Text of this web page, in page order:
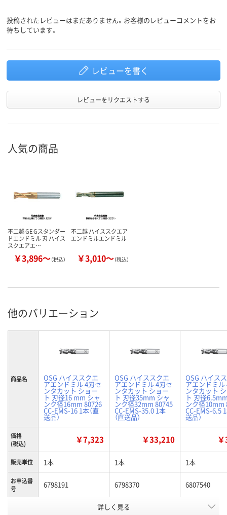
投稿されたレビューはまだありません。お客様のレビューコメントをお
待ちしています。
レビューを書く
レビューをリクエストする
人気の商品
不二越 GE Gスタンダー
ドエンドミル 刃 ハイス
スクエアエ…
￥3,896～（税込）
不二越 ハイススクエア
エンドミルエンドミル
￥3,010～（税込）
他のバリエーション
商品名 OSG ハイススクエ
アエンドミル 4刃セ
ンタカット ショー
ト 刃径16 mm シャ
ンク径16mm 80726
CC-EMS-16 1本（直
送品）
OSG ハイススクエ
アエンドミル 4刃セ
ンタカット ショー
ト 刃径35mm シャ
ンク径32mm 80745
CC-EMS-35.0 1本
（直送品）
OSG ハイス
アエンドミル
ンタカット
ト 刃径
ンク径10mm
CC-EMS-6.5 1
送品）
価格
(税込)
￥7,323 ￥33,210
販売単位 1本 1本 1本
お申込番
号
6798191 6798370 6807540
わずか
詳しく見る